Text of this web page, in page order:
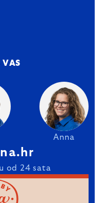
VAS
Anna
od 24 sata